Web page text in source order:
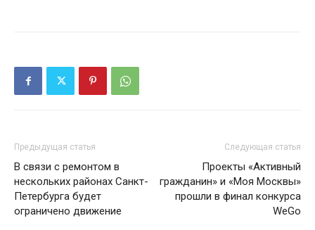
Предыдущая статья
В связи с ремонтом в
нескольких районах Санкт-
Петербурга будет
ограничено движение
Следующая статья
Проекты «Активный
гражданин» и «Моя Москвы»
прошли в финал конкурса
WeGo